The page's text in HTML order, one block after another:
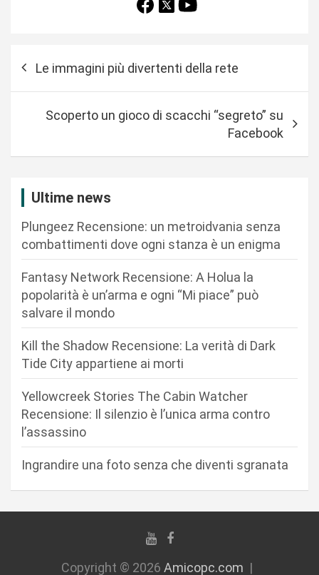
Le immagini più divertenti della rete
Scoperto un gioco di scacchi “segreto” su
Facebook
Ultime news
Plungeez Recensione: un metroidvania senza
combattimenti dove ogni stanza è un enigma
Fantasy Network Recensione: A Holua la
popolarità è un’arma e ogni “Mi piace” può
salvare il mondo
Kill the Shadow Recensione: La verità di Dark
Tide City appartiene ai morti
Yellowcreek Stories The Cabin Watcher
Recensione: Il silenzio è l’unica arma contro
l’assassino
Ingrandire una foto senza che diventi sgranata
Copyright © 2026 Amicopc.com